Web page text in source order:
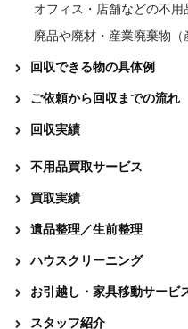
オフィス・店舗などの不
廃品や廃材・産業廃棄物
回収できる物の具体例
ご依頼から回収までの流れ
回収実績
不用品買取サービス
買取実績
遺品整理／生前整理
ハウスクリーニング
お引越し・家具移動サービ
スタッフ紹介